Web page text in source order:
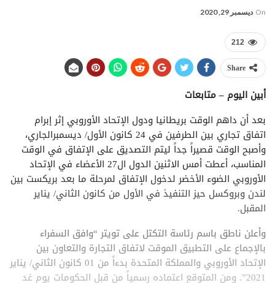
On ديسمبر 29, 2020
212
Share
أبين اليوم – متابعات
بعد أن داهم الوقت بريطانيا ودول الإتحاد الأوروبي إثر إبرام
اتفاق تجاري بين الطرفين في 24 كانون الأول/ ديسمبرالجاري،
وأصبح الوقت قصيراً جداً ليتم التصديق على الإتفاق في الوقت
المناسب، أعطت أمس الاثنين الدول ال27 الأعضاء في الإتحاد
الأوروبي الضوء الأخضر لدخول الإتفاق لمرحلة ما بعد بريكست بين
لندن وبروكسل حيز التنفيذ في الأول من كانون الثاني/ يناير
المقبل.
وأعلن ناطق باسم رئاسة التكتل على تويتر “وافق السفراء
بالإجماع على التطبيق الموقت لاتفاق التجارة والتعاون بين
الإتحاد الأوروبي والمملكة المتحدة بدءاً من 01 كانون الثاني/ يناير
2021”. ومن المتوقع اعتماده رسمياً من قبل الحكومات يوم غد